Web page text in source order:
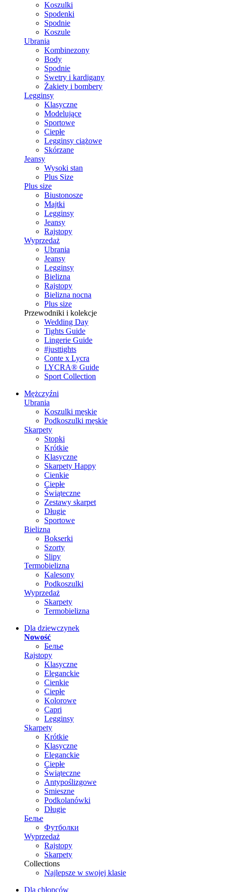
Koszulki
Spodenki
Spodnie
Koszule
Ubrania
Kombinezony
Body
Spodnie
Swetry i kardigany
Żakiety i bombery
Legginsy
Klasyczne
Modelujące
Sportowe
Ciepłe
Legginsy ciążowe
Skórzane
Jeansy
Wysoki stan
Plus Size
Plus size
Biustonosze
Majtki
Legginsy
Jeansy
Rajstopy
Wyprzedaż
Ubrania
Jeansy
Legginsy
Bielizna
Rajstopy
Bielizna nocna
Plus size
Przewodniki i kolekcje
Wedding Day
Tights Guide
Lingerie Guide
#justtights
Conte x Lycra
LYCRA® Guide
Sport Сollection
Mężczyźni
Ubrania
Koszulki męskie
Podkoszulki męskie
Skarpety
Stopki
Krótkie
Klasyczne
Skarpety Happy
Cienkie
Ciepłe
Świąteczne
Zestawy skarpet
Długie
Sportowe
Bielizna
Bokserki
Szorty
Slipy
Termobielizna
Kalesony
Podkoszulki
Wyprzedaż
Skarpety
Termobielizna
Dla dziewczynek
Nowość
Белье
Rajstopy
Klasyczne
Eleganckie
Cienkie
Ciepłe
Kolorowe
Capri
Legginsy
Skarpety
Krótkie
Klasyczne
Eleganckie
Ciepłe
Świąteczne
Antypoślizgowe
Smieszne
Podkolanówki
Długie
Белье
Футболки
Wyprzedaż
Rajstopy
Skarpety
Collections
Najlepsze w swojej klasie
Dla chłopców